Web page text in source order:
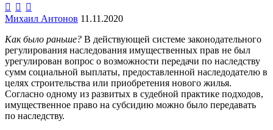
 

Михаил Антонов 11.11.2020
Как было раньше? В действующей системе законодательного
регулирования наследования имущественных прав не был
урегулирован вопрос о возможности передачи по наследству
сумм социальной выплаты, предоставленной наследодателю в
целях строительства или приобретения нового жилья.
Согласно одному из развитых в судебной практике подходов,
имущественное право на субсидию можно было передавать
по наследству.